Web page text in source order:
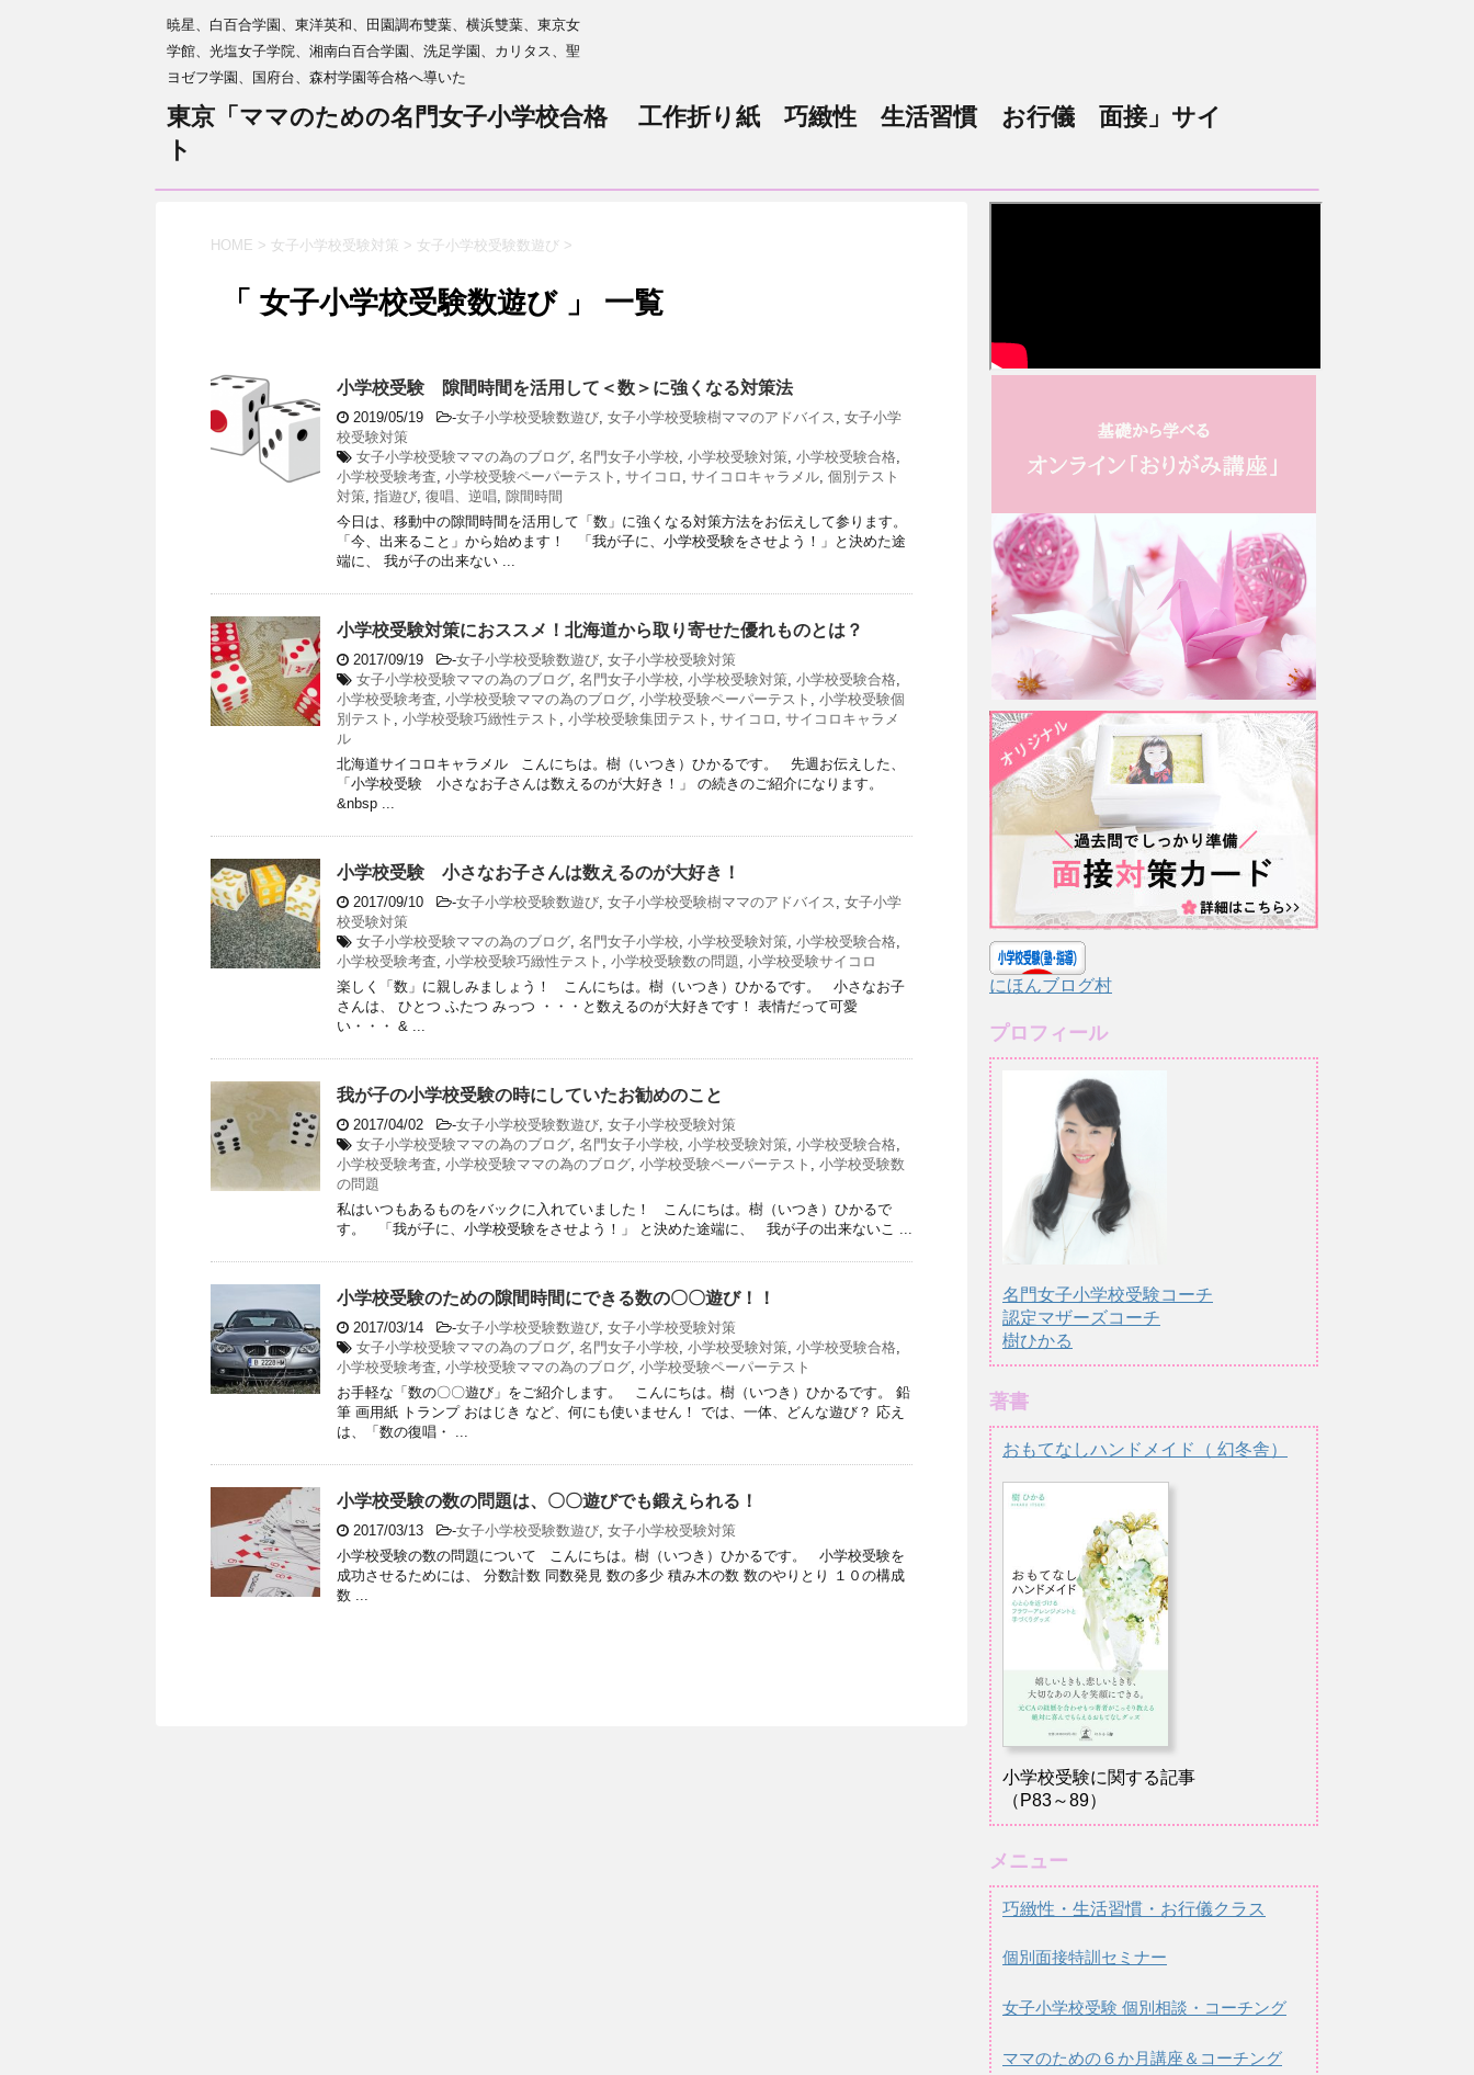
暁星、白百合学園、東洋英和、田園調布雙葉、横浜雙葉、東京女
学館、光塩女子学院、湘南白百合学園、洗足学園、カリタス、聖
ヨゼフ学園、国府台、森村学園等合格へ導いた
東京「ママのための名門女子小学校合格 工作折り紙 巧緻性 生活習慣 お行儀 面接」サイ
ト
HOME > 女子小学校受験対策 > 女子小学校受験数遊び >
「 女子小学校受験数遊び 」 一覧
小学校受験 隙間時間を活用して＜数＞に強くなる対策法
2019/05/19 -女子小学校受験数遊び, 女子小学校受験樹ママのアドバイス , 女子小学
校受験対策
女子小学校受験ママの為のブログ, 名門女子小学校, 小学校受験対策, 小学校受験合格,
小学校受験考査, 小学校受験ペーパーテスト , サイコロ , サイコロキャラメル, 個別テスト
対策, 指遊び, 復唱、逆唱, 隙間時間
今日は、移動中の隙間時間を活用して「数」に強くなる対策方法をお伝えして参ります。
「今、出来ること」から始めます！ 「我が子に、小学校受験をさせよう！」と決めた途
端に、 我が子の出来ない ...
小学校受験対策におススメ！北海道から取り寄せた優れものとは？
2017/09/19 -女子小学校受験数遊び, 女子小学校受験対策
女子小学校受験ママの為のブログ, 名門女子小学校, 小学校受験対策, 小学校受験合格,
小学校受験考査, 小学校受験ママの為のブログ, 小学校受験ペーパーテスト , 小学校受験個
別テスト , 小学校受験巧緻性テスト , 小学校受験集団テスト , サイコロ , サイコロキャラメ
ル
北海道サイコロキャラメル こんにちは。樹（いつき）ひかるです。 先週お伝えした、
「小学校受験 小さなお子さんは数えるのが大好き！」 の続きのご紹介になります。
&nbsp ...
小学校受験 小さなお子さんは数えるのが大好き！
2017/09/10 -女子小学校受験数遊び, 女子小学校受験樹ママのアドバイス , 女子小学
校受験対策
女子小学校受験ママの為のブログ, 名門女子小学校, 小学校受験対策, 小学校受験合格,
小学校受験考査, 小学校受験巧緻性テスト , 小学校受験数の問題, 小学校受験サイコロ
楽しく「数」に親しみましょう！ こんにちは。樹（いつき）ひかるです。 小さなお子
さんは、 ひとつ ふたつ みっつ ・・・と数えるのが大好きです！ 表情だって可愛
い・・・ & ...
我が子の小学校受験の時にしていたお勧めのこと
2017/04/02 -女子小学校受験数遊び, 女子小学校受験対策
女子小学校受験ママの為のブログ, 名門女子小学校, 小学校受験対策, 小学校受験合格,
小学校受験考査, 小学校受験ママの為のブログ, 小学校受験ペーパーテスト , 小学校受験数
の問題
私はいつもあるものをバックに入れていました！ こんにちは。樹（いつき）ひかるで
す。 「我が子に、小学校受験をさせよう！」 と決めた途端に、 我が子の出来ないこ ...
小学校受験のための隙間時間にできる数の〇〇遊び！！
2017/03/14 -女子小学校受験数遊び, 女子小学校受験対策
女子小学校受験ママの為のブログ, 名門女子小学校, 小学校受験対策, 小学校受験合格,
小学校受験考査, 小学校受験ママの為のブログ, 小学校受験ペーパーテスト
お手軽な「数の〇〇遊び」をご紹介します。 こんにちは。樹（いつき）ひかるです。 鉛
筆 画用紙 トランプ おはじき など、何にも使いません！ では、一体、どんな遊び？ 応え
は、「数の復唱・ ...
小学校受験の数の問題は、〇〇遊びでも鍛えられる！
2017/03/13 -女子小学校受験数遊び, 女子小学校受験対策
小学校受験の数の問題について こんにちは。樹（いつき）ひかるです。 小学校受験を
成功させるためには、 分数計数 同数発見 数の多少 積み木の数 数のやりとり １０の構成
数 ...
にほんブログ村
プロフィール
名門女子小学校受験コーチ
認定マザーズコーチ
樹ひかる
著書
おもてなしハンドメイド（ 幻冬舎）
小学校受験に関する記事
（P83～89）
メニュー
巧緻性・生活習慣・お行儀クラス
個別面接特訓セミナー
女子小学校受験 個別相談・コーチング
ママのための６か月講座＆コーチング